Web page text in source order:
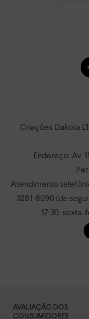
Criações Dakota
Endereço: Av.
Atendimento
3281-8090 (de
17:30; sexta-
AVALIAÇÃO DOS
CONSUMIDORES